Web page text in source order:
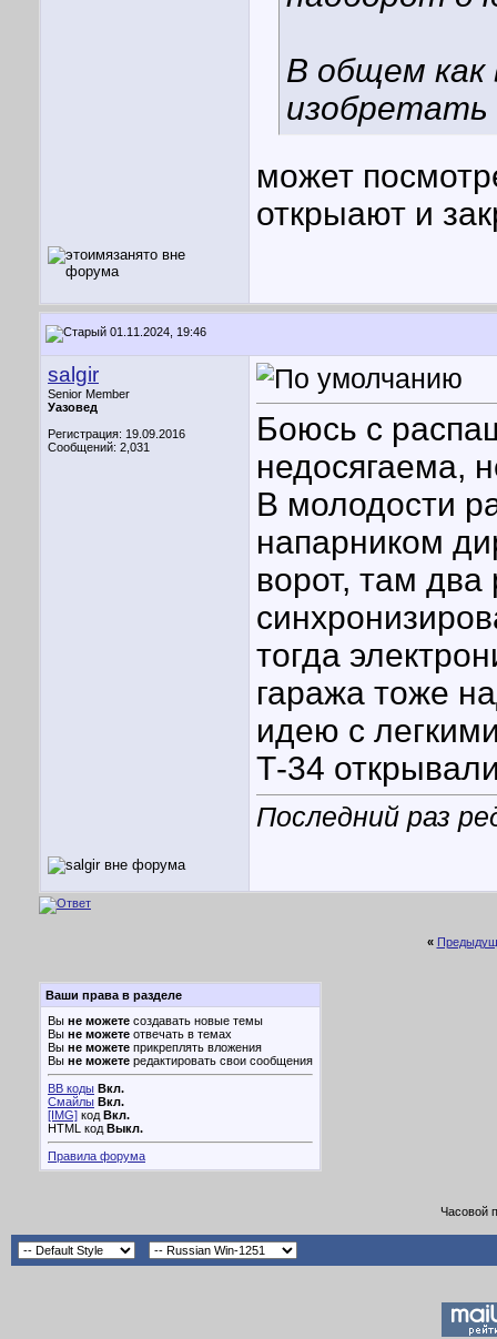
В общем как
изобретать
может
открыают и
01.11.2024, 19:46
salgir
Senior Member
Уазовед
Регистрация: 19.09.2016
Сообщений: 2,031
Боюсь с
недосягаема,
В молодости
напарником
ворот, там
тогда
гаража тоже
идею с
Т-34
Последний раз
«
Ваши права в разделе
Вы не можете создавать новые темы
Вы не можете отвечать в темах
Вы не можете прикреплять вложения
Вы не можете редактировать свои сообщения
BB коды Вкл.
Смайлы Вкл.
[IMG] код Вкл.
HTML код Выкл.
Правила форума
Часовой